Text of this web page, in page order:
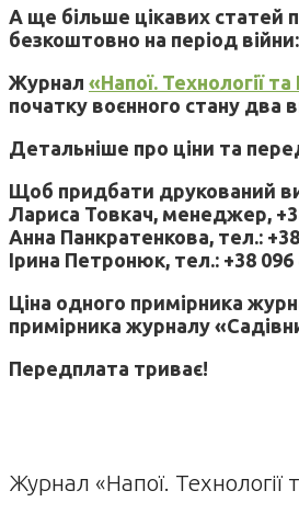
А ще більше цікавих статей
безкоштовно на період війни:
Журнал «Напої. Технології та
початку воєнного стану два
Детальніше про ціни та
Щоб придбати друкований
Лариса Товкач, менеджер,
Анна Панкратенкова, тел.:
Ірина Петронюк, тел.: +38
Ціна одного примірника
примірника журналу
Передплата триває!
Журнал «Напої. Технології